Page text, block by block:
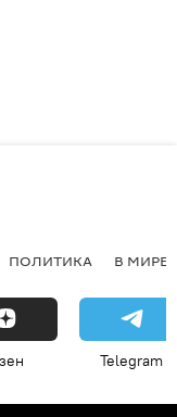
ПОЛИТИКА В МИРЕ
Telegram